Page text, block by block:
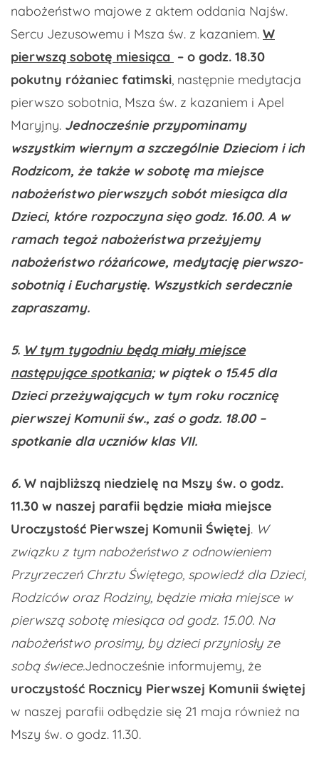
nabożeństwo majowe z aktem oddania Najśw.
Sercu Jezusowemu i Msza św. z kazaniem. W
pierwszą sobotę miesiąca – o godz. 18.30
pokutny różaniec fatimski, następnie medytacja
pierwszo sobotnia, Msza św. z kazaniem i Apel
Maryjny. Jednocześnie przypominamy
wszystkim wiernym a szczególnie Dzieciom i ich
Rodzicom, że także w sobotę ma miejsce
nabożeństwo pierwszych sobót miesiąca dla
Dzieci, które rozpoczyna sięo godz. 16.00. A w
ramach tegoż nabożeństwa przeżyjemy
nabożeństwo różańcowe, medytację pierwszo-
sobotnią i Eucharystię. Wszystkich serdecznie
zapraszamy.
5. W tym tygodniu będą miały miejsce
następujące spotkania; w piątek o 15.45 dla
Dzieci przeżywających w tym roku rocznicę
pierwszej Komunii św., zaś o godz. 18.00 –
spotkanie dla uczniów klas VII.
6. W najbliższą niedzielę na Mszy św. o godz.
11.30 w naszej parafii będzie miała miejsce
Uroczystość Pierwszej Komunii Świętej. W
związku z tym nabożeństwo z odnowieniem
Przyrzeczeń Chrztu Świętego, spowiedź dla Dzieci,
Rodziców oraz Rodziny, będzie miała miejsce w
pierwszą sobotę miesiąca od godz. 15.00. Na
nabożeństwo prosimy, by dzieci przyniosły ze
sobą świece.Jednocześnie informujemy, że
uroczystość Rocznicy Pierwszej Komunii świętej
w naszej parafii odbędzie się 21 maja również na
Mszy św. o godz. 11.30.